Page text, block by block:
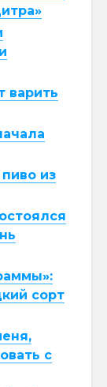
варить
из
сорт
с